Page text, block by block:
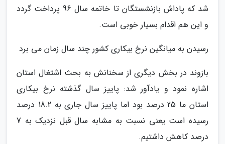
شد که پاداش بازنشستگان تا خاتمه سال 96 پرداخت گردد
و این هم اقدام بسیار خوبی است.
رسیدن به میانگین نرخ بیکاری کشور چند سال زمان می برد
بازوند در بخش دیگری از سخنانش به بحث اشتغال استان
اشاره نمود و یادآور شد: پاییز سال گذشته نرخ بیکاری
استان ما 25 درصد بود اما پاییز سال جاری به 18.2 درصد
رسیده است یعنی نسبت به مشابه سال قبل نزدیک به 7
درصد کاهش داشتیم.